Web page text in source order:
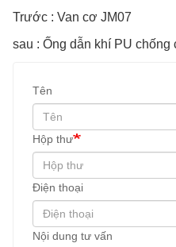
Trước : Van cơ JM07
sau : Ống dẫn khí PU chống
Tên
Hộp thư
Điện thoại
Nội dung tư vấn